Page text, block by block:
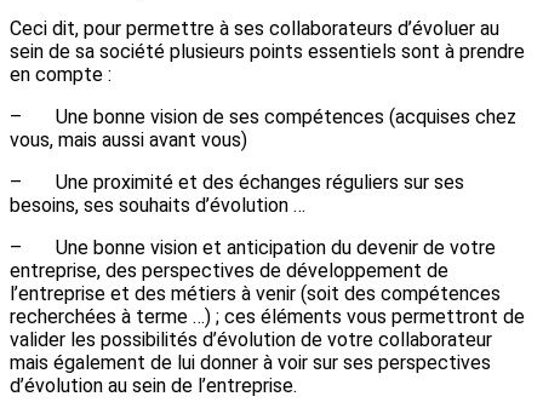
Ceci dit, pour permettre à ses collaborateurs d’évoluer au
sein de sa société plusieurs points essentiels sont à prendre
en compte :
– Une bonne vision de ses compétences (acquises chez
vous, mais aussi avant vous)
– Une proximité et des échanges réguliers sur ses
besoins, ses souhaits d’évolution …
– Une bonne vision et anticipation du devenir de votre
entreprise, des perspectives de développement de
l’entreprise et des métiers à venir (soit des compétences
recherchées à terme …) ; ces éléments vous permettront de
valider les possibilités d’évolution de votre collaborateur
mais également de lui donner à voir sur ses perspectives
d’évolution au sein de l’entreprise.